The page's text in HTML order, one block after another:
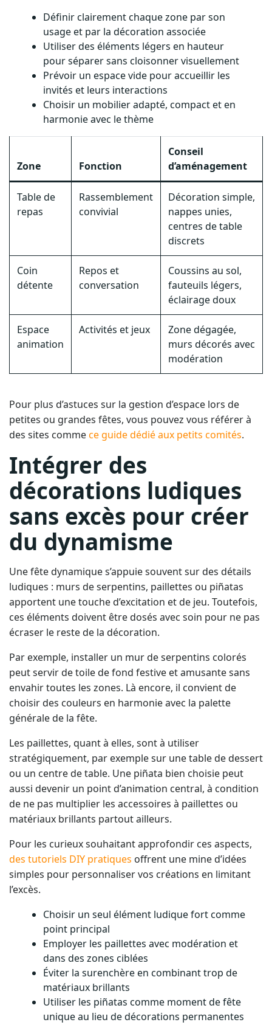
Définir clairement chaque zone par son
usage et par la décoration associée
Utiliser des éléments légers en hauteur
pour séparer sans cloisonner visuellement
Prévoir un espace vide pour accueillir les
invités et leurs interactions
Choisir un mobilier adapté, compact et en
harmonie avec le thème
Zone Fonction
Conseil
d’aménagement
Table de
repas
Rassemblement
convivial
Décoration simple,
nappes unies,
centres de table
discrets
Coin
détente
Repos et
conversation
Coussins au sol,
fauteuils légers,
éclairage doux
Espace
animation
Activités et jeux
Zone dégagée,
murs décorés avec
modération
Pour plus d’astuces sur la gestion d’espace lors de
petites ou grandes fêtes, vous pouvez vous référer à
des sites commece guide dédié aux petits comités.
Intégrer des
décorations ludiques
sans excès pour créer
du dynamisme
Une fête dynamique s’appuie souvent sur des détails
ludiques : murs de serpentins, paillettes ou piñatas
apportent une touche d’excitation et de jeu. Toutefois,
ces éléments doivent être dosés avec soin pour ne pas
écraser le reste de la décoration.
Par exemple, installer un mur de serpentins colorés
peut servir de toile de fond festive et amusante sans
envahir toutes les zones. Là encore, il convient de
choisir des couleurs en harmonie avec la palette
générale de la fête.
Les paillettes, quant à elles, sont à utiliser
stratégiquement, par exemple sur une table de dessert
ou un centre de table. Une piñata bien choisie peut
aussi devenir un point d’animation central, à condition
de ne pas multiplier les accessoires à paillettes ou
matériaux brillants partout ailleurs.
Pour les curieux souhaitant approfondir ces aspects,
des tutoriels DIY pratiques offrent une mine d’idées
simples pour personnaliser vos créations en limitant
l’excès.
Choisir un seul élément ludique fort comme
point principal
Employer les paillettes avec modération et
dans des zones ciblées
Éviter la surenchère en combinant trop de
matériaux brillants
Utiliser les piñatas comme moment de fête
unique au lieu de décorations permanentes